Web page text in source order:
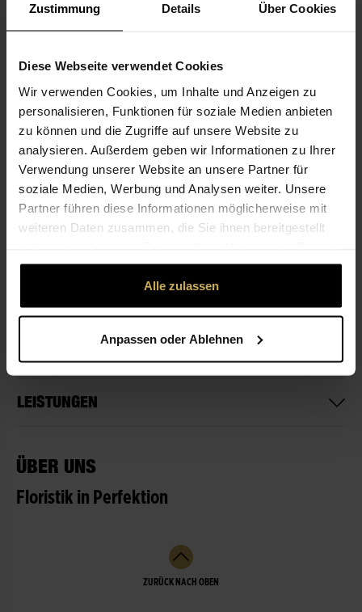
Zustimmung Details Über Cookies
Diese Webseite verwendet Cookies
Wir verwenden Cookies, um Inhalte und Anzeigen zu
personalisieren, Funktionen für soziale Medien anbieten
zu können und die Zugriffe auf unsere Website zu
analysieren. Außerdem geben wir Informationen zu Ihrer
Verwendung unserer Website an unsere Partner für
soziale Medien, Werbung und Analysen weiter. Unsere
Partner führen diese Informationen möglicherweise mit
weiteren Daten zusammen, die Sie ihnen bereitgestellt
gesammelt haben.
Alle zulassen
Anpassen oder Ablehnen
Blumenstudio wilde Rose
H. Cinar
Am Heilbrunnen 89
72766 Reutlingen
07121-161 623
NICHT LIEFERBEREIT
LEISTUNGEN
ÜBER UNS
Floristik in Perfektion
ZURÜCK NACH OBEN